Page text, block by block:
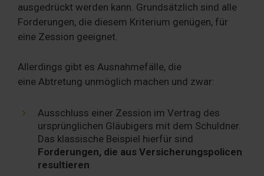
ausgedrückt werden kann. Grundsätzlich sind alle
Forderungen, die diesem Kriterium genügen, für
eine Zession geeignet.
Allerdings gibt es Ausnahmefälle, die
eine Abtretung unmöglich machen und zwar:
Ausschluss einer Zession im Vertrag des
ursprünglichen Gläubigers mit dem Schuldner.
Das klassische Beispiel hierfür sind
Forderungen, die aus Versicherungspolicen
resultieren